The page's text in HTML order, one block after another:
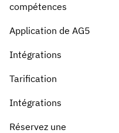
compétences
Application de AG5
Intégrations
Tarification
Intégrations
Réservez une